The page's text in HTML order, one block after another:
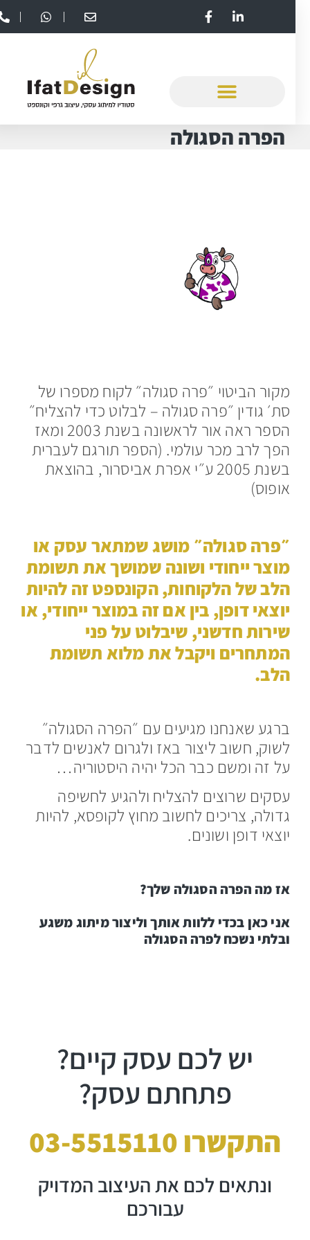
הפרה הסגולה
מקור הביטוי ״פרה סגולה״ לקוח מספרו של
סת׳ גודין ״פרה סגולה – לבלוט כדי להצליח״
הספר ראה אור לראשונה בשנת 2003 ומאז
הפך לרב מכר עולמי. (הספר תורגם לעברית
בשנת 2005 ע״י אפרת אביסרור, בהוצאת
אופוס)
״פרה סגולה״ מושג שמתאר עסק או
מוצר ייחודי ושונה שמושך את תשומת
הלב של הלקוחות, הקונספט זה להיות
יוצאי דופן, בין אם זה במוצר ייחודי, או
שירות חדשני, שיבלוט על פני
המתחרים ויקבל את מלוא תשומת
הלב.
ברגע שאנחנו מגיעים עם ״הפרה הסגולה״
לשוק, חשוב ליצור באז ולגרום לאנשים לדבר
על זה ומשם כבר הכל יהיה היסטוריה…
עסקים שרוצים להצליח ולהגיע לחשיפה
גדולה, צריכים לחשוב מחוץ לקופסא, להיות
יוצאי דופן ושונים.
אז מה הפרה הסגולה שלך?
אני כאן בכדי ללוות אותך וליצור מיתוג משגע
ובלתי נשכח לפרה הסגולה
יש לכם עסק קיים?
פתחתם עסק?
התקשרו 03-5515110
ונתאים לכם את העיצוב המדויק
עבורכם